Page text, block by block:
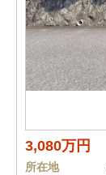
3,080万円
所在地